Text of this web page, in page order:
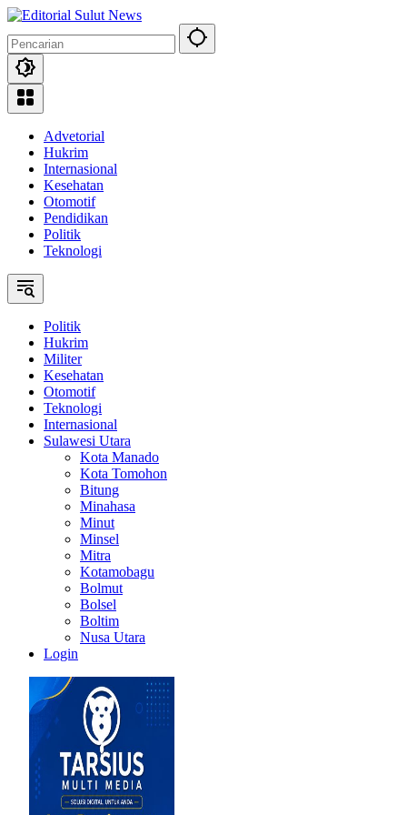
Langsung
konten
Advetorial
Hukrim
Internasional
Kesehatan
Otomotif
Pendidikan
Politik
Teknologi
Politik
Hukrim
Militer
Kesehatan
Otomotif
Teknologi
Internasional
Sulawesi Utara
Kota Manado
Kota Tomohon
Bitung
Minahasa
Minut
Minsel
Mitra
Kotamobagu
Bolmut
Bolsel
Boltim
Nusa Utara
Login